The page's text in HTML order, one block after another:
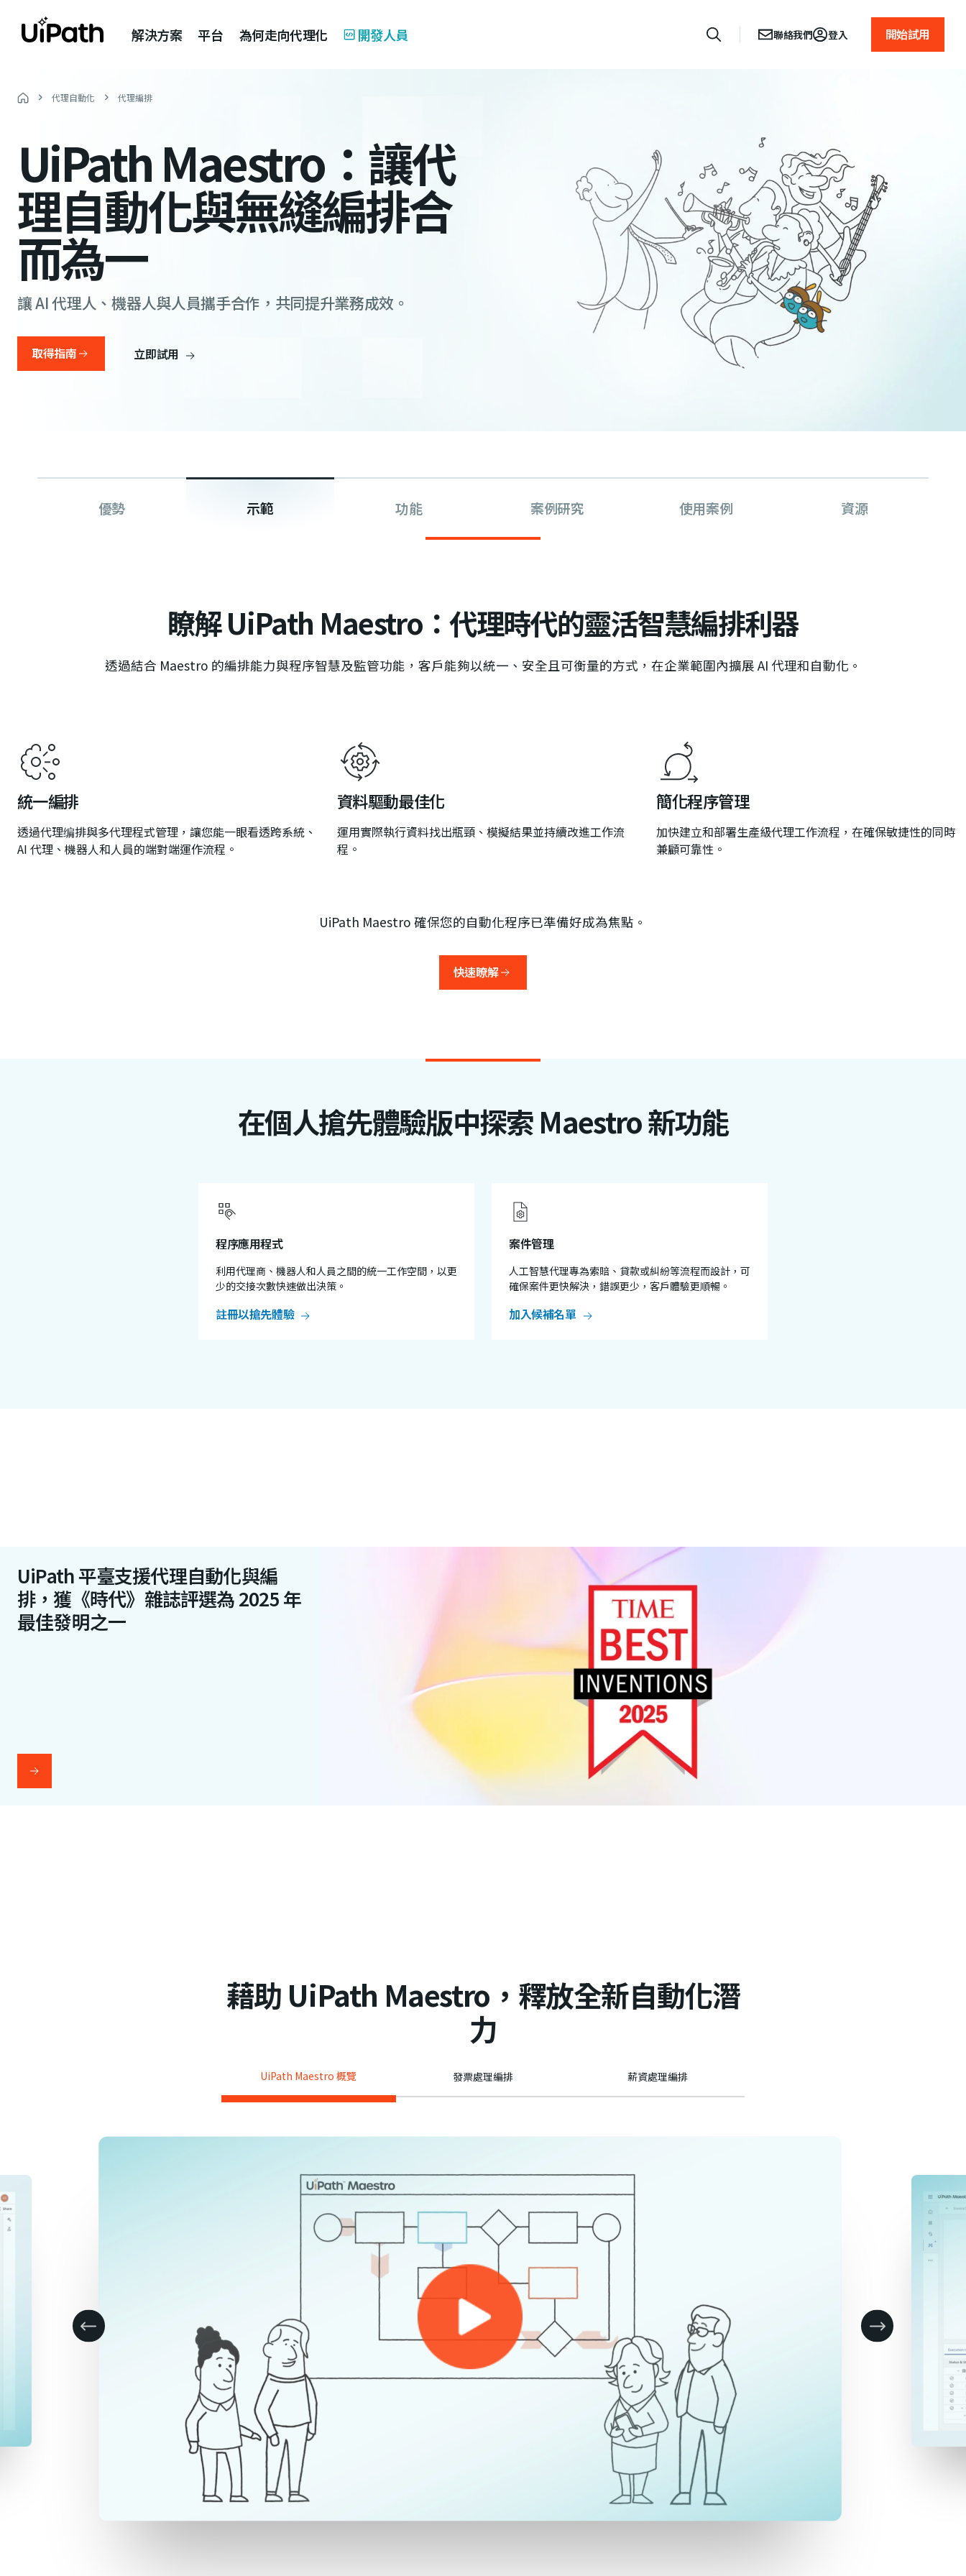
解決方案 平台 為何走向代理化 開發人員 聯絡我們 登入 開始試用
代理自動化 代理編排
UiPath Maestro：讓代
理自動化與無縫編排合
而為一
讓 AI 代理人、機器人與人員攜手合作，共同提升業務成效。
取得指南 立即試用
優勢 示範 功能 案例研究 使用案例 資源
瞭解 UiPath Maestro：代理時代的靈活智慧編排利器
透過結合 Maestro 的編排能力與程序智慧及監管功能，客戶能夠以統一、安全且可衡量的方式，在企業範圍內擴展 AI 代理和自動化。
統一編排
透過代理编排與多代理程式管理，讓您能一眼看透跨系統、
AI 代理、機器人和人員的端對端運作流程。
資料驅動最佳化
運用實際執行資料找出瓶頸、模擬結果並持續改進工作流
程。
簡化程序管理
加快建立和部署生產級代理工作流程，在確保敏捷性的同時
兼顧可靠性。
UiPath Maestro 確保您的自動化程序已準備好成為焦點。
快速瞭解
在個人搶先體驗版中探索 Maestro 新功能
程序應用程式
利用代理商、機器人和人員之間的統一工作空間，以更
少的交接次數快速做出決策。
註冊以搶先體驗
案件管理
人工智慧代理專為索賠、貸款或糾紛等流程而設計，可
確保案件更快解決，錯誤更少，客戶體驗更順暢。
加入候補名單
UiPath 平臺支援代理自動化與編
排，獲《時代》雜誌評選為 2025 年
最佳發明之一
藉助 UiPath Maestro，釋放全新自動化潛
力
UiPath Maestro 概覽 發票處理編排 薪資處理編排